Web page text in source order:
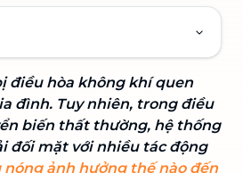
điều hòa không khí quen
đình. Tuy nhiên, trong điều
biến thất thường, hệ thống
đối mặt với nhiều tác động
nóng ảnh hưởng thế nào đến